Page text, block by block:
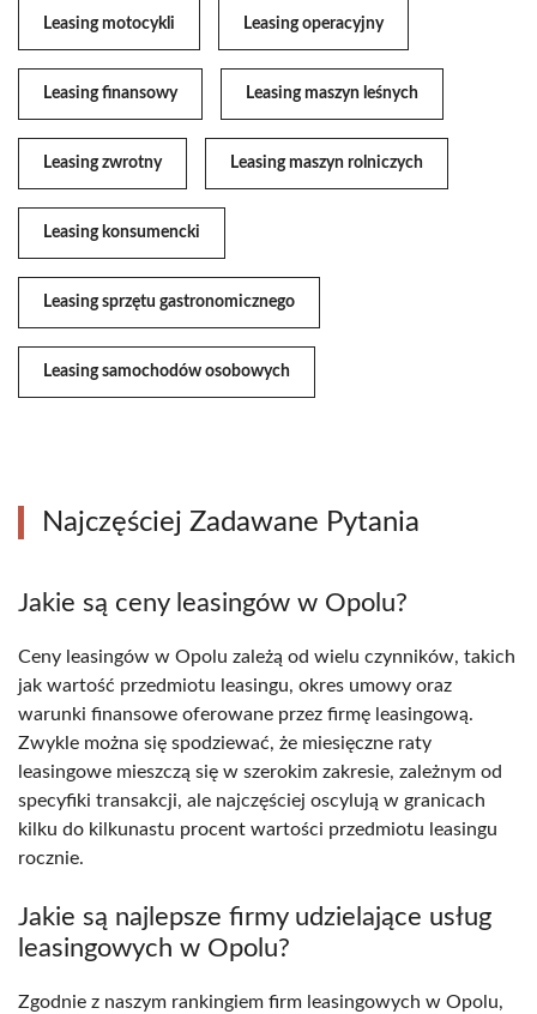
Leasing motocykli Leasing operacyjny
Leasing finansowy Leasing maszyn leśnych
Leasing zwrotny Leasing maszyn rolniczych
Leasing konsumencki
Leasing sprzętu gastronomicznego
Leasing samochodów osobowych
Najczęściej Zadawane Pytania
Jakie są ceny leasingów w Opolu?
Ceny leasingów w Opolu zależą od wielu czynników, takich
jak wartość przedmiotu leasingu, okres umowy oraz
warunki finansowe oferowane przez firmę leasingową.
Zwykle można się spodziewać, że miesięczne raty
leasingowe mieszczą się w szerokim zakresie, zależnym od
specyfiki transakcji, ale najczęściej oscylują w granicach
kilku do kilkunastu procent wartości przedmiotu leasingu
rocznie.
Jakie są najlepsze firmy udzielające usług
leasingowych w Opolu?
Zgodnie z naszym rankingiem firm leasingowych w Opolu,